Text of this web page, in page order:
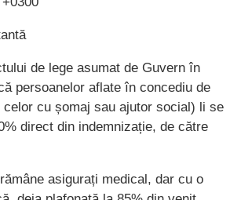
de lege asumat de Guvern în
persoanelor aflate în concediu de
cu șomaj sau ajutor social) li se
direct din indemnizație, de către
asigurați medical, dar cu o